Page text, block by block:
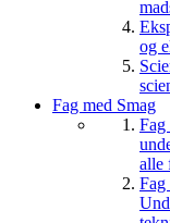
og
Fag med Smag
Fag
alle
Fag